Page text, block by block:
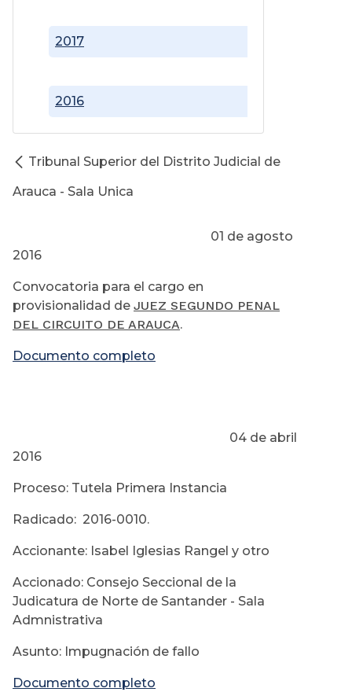
2016
2017
Tribunal Superior del Distrito Judicial de
Arauca - Sala Unica
01 de agosto
2016
Convocatoria para el cargo en
provisionalidad de JUEZ SEGUNDO PENAL
DEL CIRCUITO DE ARAUCA.
Documento completo
04 de abril
2016
Proceso: Tutela Primera Instancia
Radicado: 2016-0010.
Accionante: Isabel Iglesias Rangel y otro
Accionado: Consejo Seccional de la
Judicatura de Norte de Santander - Sala
Admnistrativa
Asunto: Impugnación de fallo
Documento completo